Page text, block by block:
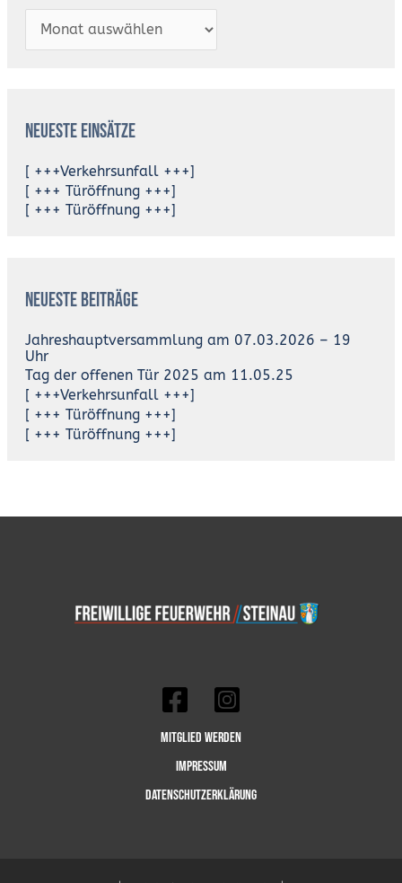
Neueste Einsätze
[ +++Verkehrsunfall +++]
[ +++ Türöffnung +++]
[ +++ Türöffnung +++]
Neueste Beiträge
Jahreshauptversammlung am 07.03.2026 – 19
Uhr
Tag der offenen Tür 2025 am 11.05.25
[ +++Verkehrsunfall +++]
[ +++ Türöffnung +++]
[ +++ Türöffnung +++]
Mitglied werden
Impressum
Datenschutzerklärung